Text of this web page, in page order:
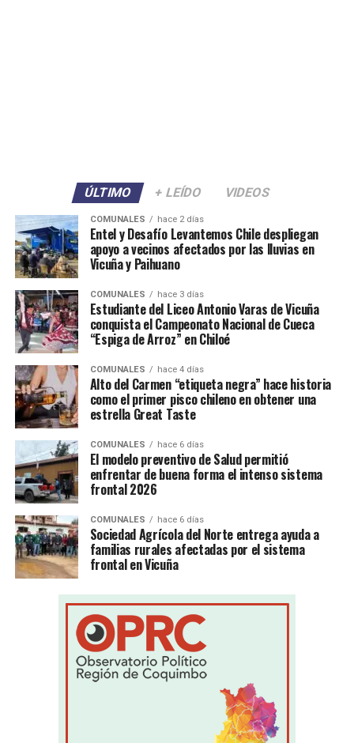
ÚLTIMO + LEÍDO VIDEOS
COMUNALES hace 2 días
Entel y Desafío Levantemos Chile despliegan
apoyo a vecinos afectados por las lluvias en
Vicuña y Paihuano
COMUNALES hace 3 días
Estudiante del Liceo Antonio Varas de Vicuña
conquista el Campeonato Nacional de Cueca
“Espiga de Arroz” en Chiloé
COMUNALES hace 4 días
Alto del Carmen “etiqueta negra” hace historia
como el primer pisco chileno en obtener una
estrella Great Taste
COMUNALES hace 6 días
El modelo preventivo de Salud permitió
enfrentar de buena forma el intenso sistema
frontal 2026
COMUNALES hace 6 días
Sociedad Agrícola del Norte entrega ayuda a
familias rurales afectadas por el sistema
frontal en Vicuña